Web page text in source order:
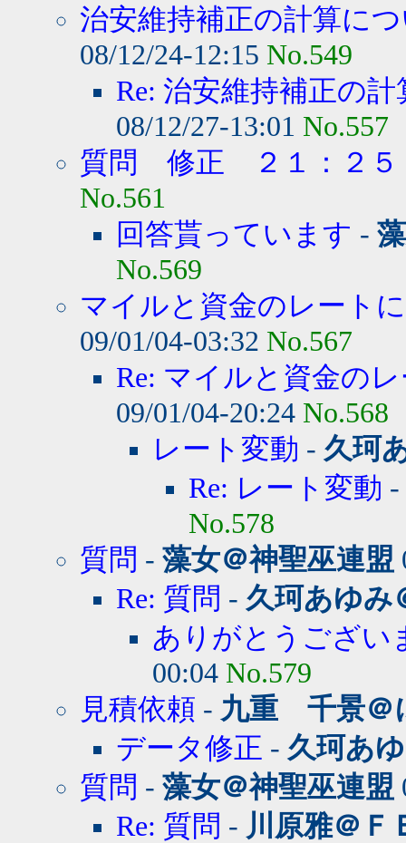
治安維持補正の計算に
08/12/24-12:15 No.549
Re: 治安維持補正の
08/12/27-13:01 No.557
質問 修正 ２１：２５
No.561
回答貰っています -
No.569
マイルと資金のレート
09/01/04-03:32 No.567
Re: マイルと資金の
09/01/04-20:24 No.568
レート変動 - 久珂
Re: レート変動 -
No.578
質問 - 藻女＠神聖巫連盟
Re: 質問 - 久珂あゆみ
ありがとうござい
00:04 No.579
見積依頼 - 九重 千景＠
データ修正 - 久珂あ
質問 - 藻女＠神聖巫連盟
Re: 質問 - 川原雅＠Ｆ